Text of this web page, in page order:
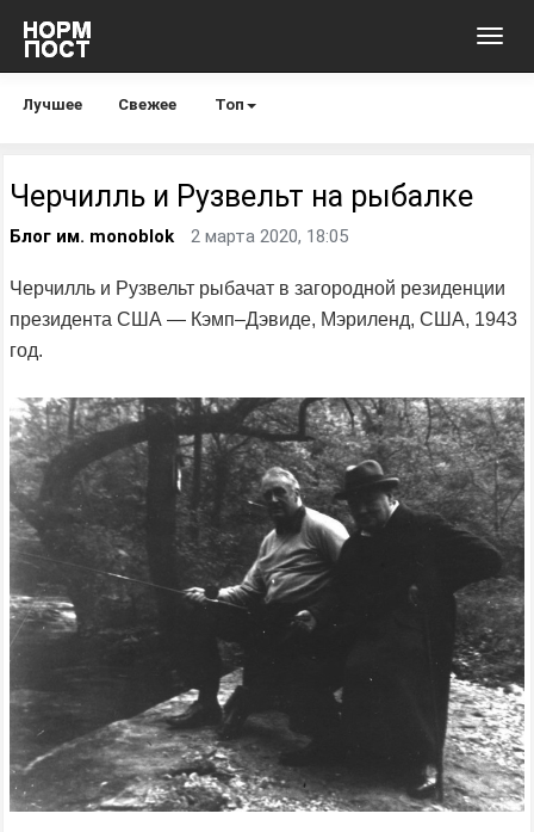
Лучшее Свежее Топ
Черчилль и Рузвельт на рыбалке
Блог им. monoblok 2 марта 2020, 18:05
Черчилль и Рузвельт рыбачат в загородной резиденции
президента США — Кэмп–Дэвиде, Мэриленд, США, 1943
год.